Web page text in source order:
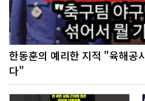
한동훈의 예리한 지적 "육해공
다"